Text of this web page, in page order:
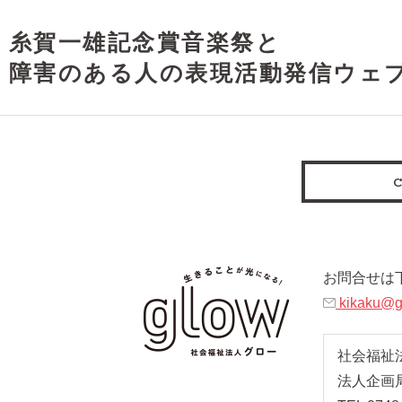
糸賀一雄記念賞音楽祭と
障害のある人の表現活動発信ウェ
お問合せは
社会福祉
法人企画